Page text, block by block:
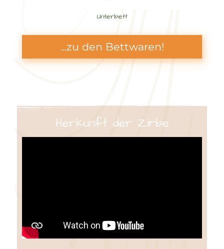
Unterbett
...zu den Bettwaren!
Herkunft der Zirbe